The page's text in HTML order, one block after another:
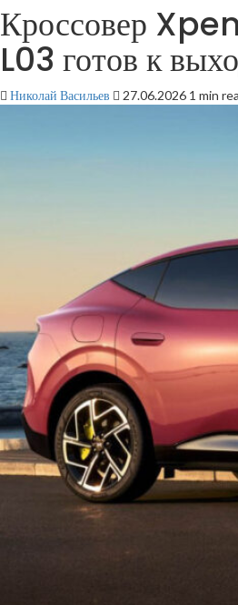
Кроссовер
L03 готов к
Николай Васильев 27.06.2026 1 min